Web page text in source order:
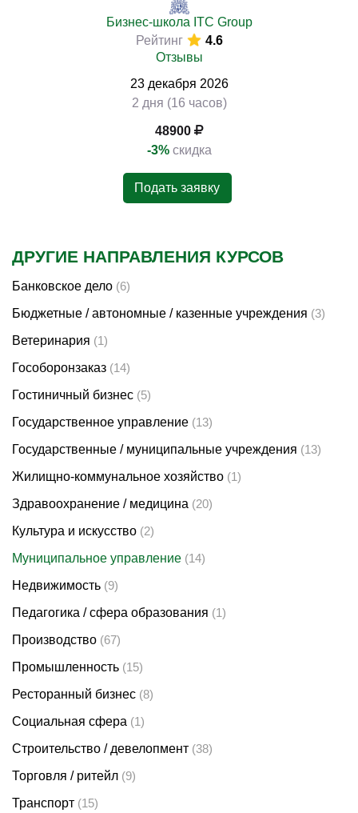
Бизнес-школа ITC Group
Рейтинг
4.6
Отзывы
23 декабря 2026
2 дня (16 часов)
48900
-3% скидка
Подать заявку
ДРУГИЕ НАПРАВЛЕНИЯ КУРСОВ
Банковское дело (6)
Бюджетные / автономные / казенные учреждения (3)
Ветеринария (1)
Гособоронзаказ (14)
Гостиничный бизнес (5)
Государственное управление (13)
Государственные / муниципальные учреждения (13)
Жилищно-коммунальное хозяйство (1)
Здравоохранение / медицина (20)
Культура и искусство (2)
Муниципальное управление (14)
Недвижимость (9)
Педагогика / сфера образования (1)
Производство (67)
Промышленность (15)
Ресторанный бизнес (8)
Социальная сфера (1)
Строительство / девелопмент (38)
Торговля / ритейл (9)
Транспорт (15)